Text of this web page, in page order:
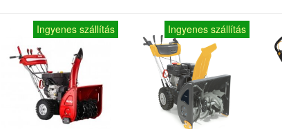
Ingyenes szállítás Ingyenes szállítás